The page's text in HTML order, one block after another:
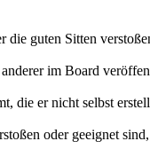
guten Sitten
im Board
er nicht selbst
oder geeignet